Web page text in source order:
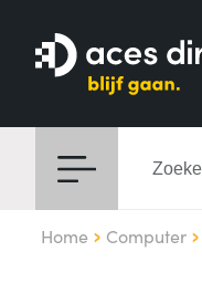
Home Computer